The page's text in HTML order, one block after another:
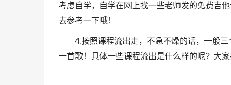
考虑自学，自学在网上找一些老师发的免费吉
去参考一下哦！
4.按照课程流出走，不急不燥的话，一般
一首歌！具体一些课程流出是什么样的呢？大